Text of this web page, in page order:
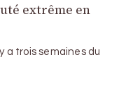
extrême en
a trois semaines du